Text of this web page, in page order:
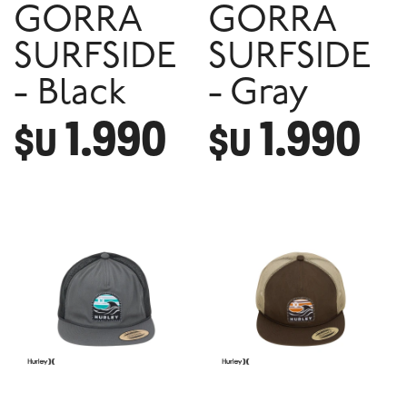
GORRA
SURFSIDE
- Black
$U 1.990
GORRA
SURFSIDE
- Gray
$U 1.990